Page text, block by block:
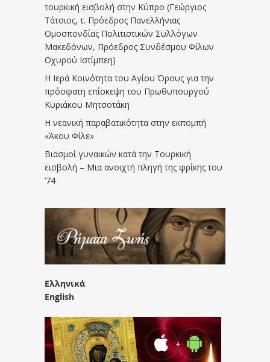
τουρκική εισβολή στην Κύπρο (Γεώργιος
Τάτσιος, τ. Πρόεδρος Πανελλήνιας
Ομοσπονδίας Πολιτιστικών Συλλόγων
Μακεδόνων, Πρόεδρος Συνδέσμου Φίλων
Οχυρού Ιστίμπεη)
Η Ιερά Κοινότητα του Αγίου Όρους για την
πρόσφατη επίσκεψη του Πρωθυπουργού
Κυριάκου Μητσοτάκη
Η νεανική παραβατικότητα στην εκπομπή
«Άκου Φίλε»
Βιασμοί γυναικών κατά την Τουρκική
εισβολή – Μια ανοιχτή πληγή της φρίκης του
’74
Ελληνικά
English